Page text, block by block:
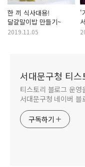
한 끼 식사대용!
달걀말이밥 만들기~
2019.11.05
'
서대문구청 티
티스토리 블로그 운
서대문구청 네이버 블
구독하기